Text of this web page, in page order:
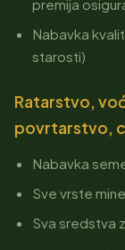
premija
Nabavka
starosti)
Ratarstvo,
povrtarstvo,
Nabavka
Sve vrste
Sva sredstva